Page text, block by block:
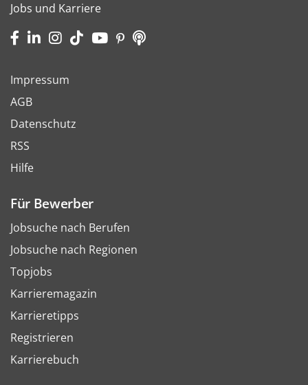
Jobs und Karriere
Impressum
AGB
Datenschutz
RSS
Hilfe
Für Bewerber
Jobsuche nach Berufen
Jobsuche nach Regionen
Topjobs
Karrieremagazin
Karrieretipps
Registrieren
Karrierebuch